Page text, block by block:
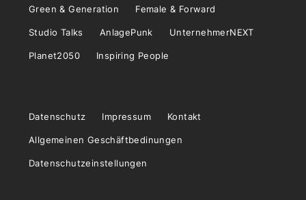
Green & Generation Female & Forward
Studio Talks AnlagePunk UnternehmerNEXT
Planet2050 Inspiring People
Datenschutz Impressum Kontakt
Allgemeinen Geschäftbedinungen
Datenschutzeinstellungen